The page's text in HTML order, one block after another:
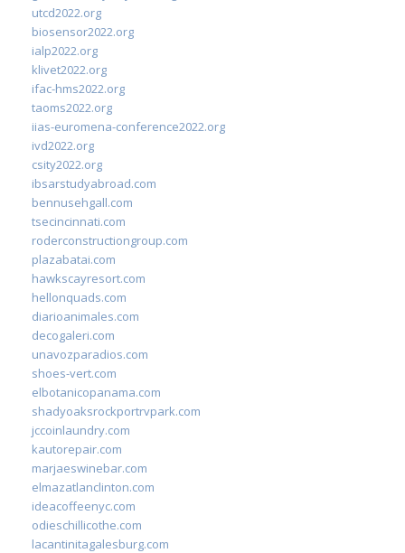
utcd2022.org
biosensor2022.org
ialp2022.org
klivet2022.org
ifac-hms2022.org
taoms2022.org
iias-euromena-conference2022.org
ivd2022.org
csity2022.org
ibsarstudyabroad.com
bennusehgall.com
tsecincinnati.com
roderconstructiongroup.com
plazabatai.com
hawkscayresort.com
hellonquads.com
diarioanimales.com
decogaleri.com
unavozparadios.com
shoes-vert.com
elbotanicopanama.com
shadyoaksrockportrvpark.com
jccoinlaundry.com
kautorepair.com
marjaeswinebar.com
elmazatlanclinton.com
ideacoffeenyc.com
odieschillicothe.com
lacantinitagalesburg.com